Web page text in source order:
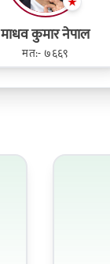
माधव कुमार नेपाल
मत:- ७६६९